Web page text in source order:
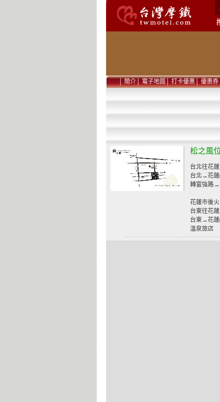
│簡介│電子地圖│打卡優惠│優惠券
松之風
台北往花蓮
台北→花
轉富強路→
花蓮市後
台東往花蓮
台東→花
溫泉旅店